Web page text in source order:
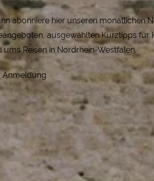
abonniere hier unseren monatlichen
ausgewählten Kurztipps für
ums Reisen in Nordrhein-Westfalen.
Anmeldung